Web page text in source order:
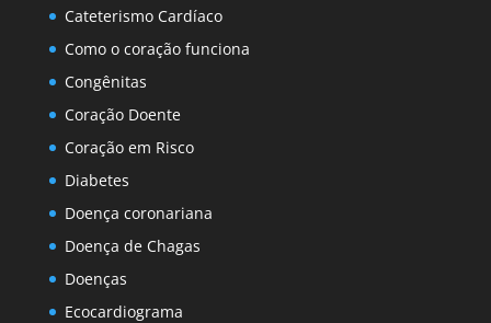
Cateterismo Cardíaco
Como o coração funciona
Congênitas
Coração Doente
Coração em Risco
Diabetes
Doença coronariana
Doença de Chagas
Doenças
Ecocardiograma